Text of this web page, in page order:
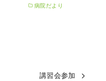
病院だより
講習会参加